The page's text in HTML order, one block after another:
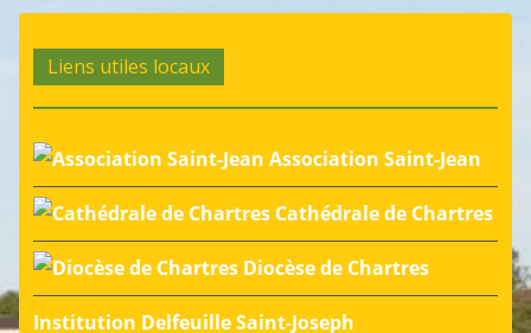
Liens utiles locaux
Association Saint-Jean
Cathédrale de Chartres
Diocèse de Chartres
Institution Delfeuille Saint-Joseph